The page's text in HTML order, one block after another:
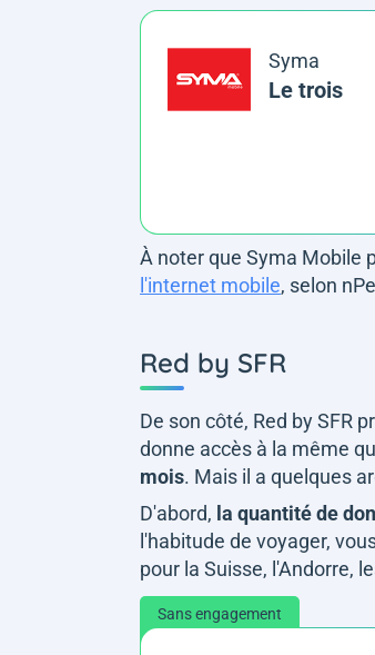
Syma
Le trois
À noter que Syma Mobile
l'internet mobile, selon
Red by SFR
De son côté, Red by SFR
donne accès à la même
mois. Mais il a quelques
D'abord, la quantité de
l'habitude de voyager,
pour la Suisse, l'Andorre,
Sans engagement